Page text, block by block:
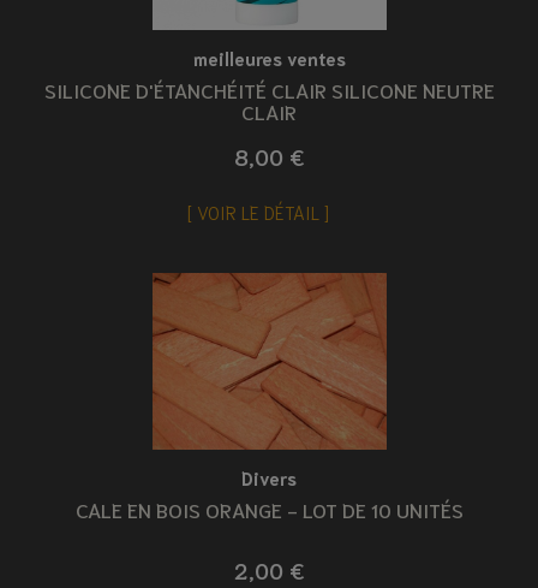
meilleures ventes
SILICONE D'ÉTANCHÉITÉ CLAIR SILICONE NEUTRE
CLAIR
8,00 €
VOIR LE DÉTAIL
Divers
CALE EN BOIS ORANGE - LOT DE 10 UNITÉS
2,00 €